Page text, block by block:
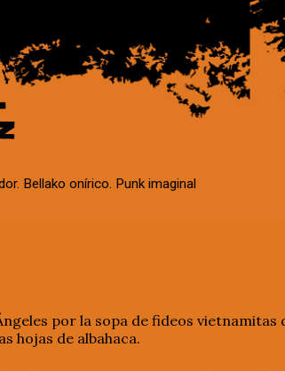
Bellako onírico. Punk imaginal
por la sopa de fideos vietnamitas
hojas de albahaca.